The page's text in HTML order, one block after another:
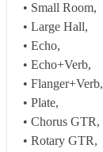
• Small Room,
• Large Hall,
• Echo,
• Echo+Verb,
• Flanger+Verb,
• Plate,
• Chorus GTR,
• Rotary GTR,